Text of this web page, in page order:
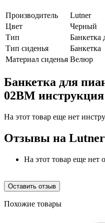
Производитель
Lutner
Цвет
Черный
Тип
Банкетка
Тип сиденья
Банкетка
Материал сиденья Велюр
Банкетка для
02BM
На этот товар еще нет
Отзывы на
На этот товар еще нет
Оставить отзыв
Похожие товары